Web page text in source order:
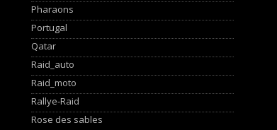
Pharaons
Portugal
Qatar
Raid_auto
Raid_moto
Rallye-Raid
Rose des sables